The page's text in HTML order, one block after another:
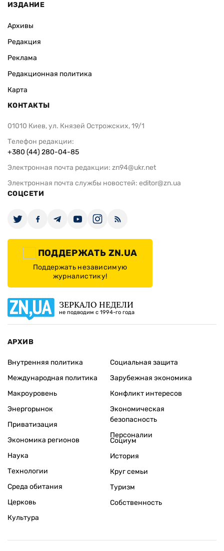
ИЗДАНИЕ
Архивы
Редакция
Реклама
Редакционная политика
Карта
КОНТАКТЫ
01010 Киев, ул. Князей Острожских, 19/1
Телефон редакции:
+380 (44) 280-04-85
Электронная почта редакции: zn94@ukr.net
Электронная почта службы новостей: editor@zn.ua
СОЦСЕТИ
ПОДДЕРЖАТЬ ZN.UA
Поддержать независимую
журналистику!
ЗЕРКАЛО НЕДЕЛИ
не подводим с 1994-го года
АРХИВ
Внутренняя политика
Международная политика
Макроуровень
Энергорынок
Приватизация
Экономика регионов
Социальная защита
Зарубежная экономика
Конфликт интересов
Экономическая
безопасность
Персоналии
Наука
Технологии
Среда обитания
Церковь
Культура
Социум
История
Круг семьи
Туризм
Собственность